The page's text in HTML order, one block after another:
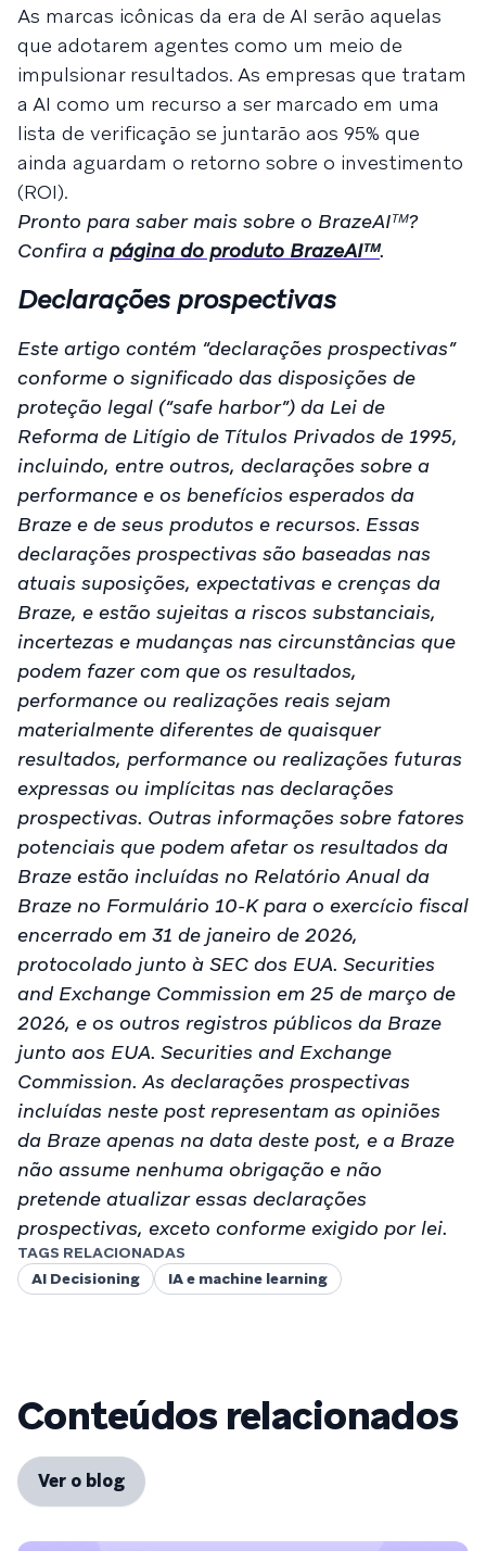
As marcas icônicas da era de AI serão aquelas
que adotarem agentes como um meio de
impulsionar resultados. As empresas que tratam
a AI como um recurso a ser marcado em uma
lista de verificação se juntarão aos 95% que
ainda aguardam o retorno sobre o investimento
(ROI).
Pronto para saber mais sobre o BrazeAIᵀᴹ?
Confira a página do produto BrazeAIᵀᴹ.
Declarações prospectivas
Este artigo contém “declarações prospectivas”
conforme o significado das disposições de
proteção legal (“safe harbor”) da Lei de
Reforma de Litígio de Títulos Privados de 1995,
incluindo, entre outros, declarações sobre a
performance e os benefícios esperados da
Braze e de seus produtos e recursos. Essas
declarações prospectivas são baseadas nas
atuais suposições, expectativas e crenças da
Braze, e estão sujeitas a riscos substanciais,
incertezas e mudanças nas circunstâncias que
podem fazer com que os resultados,
performance ou realizações reais sejam
materialmente diferentes de quaisquer
resultados, performance ou realizações futuras
expressas ou implícitas nas declarações
prospectivas. Outras informações sobre fatores
potenciais que podem afetar os resultados da
Braze estão incluídas no Relatório Anual da
Braze no Formulário 10-K para o exercício fiscal
encerrado em 31 de janeiro de 2026,
protocolado junto à SEC dos EUA. Securities
and Exchange Commission em 25 de março de
2026, e os outros registros públicos da Braze
junto aos EUA. Securities and Exchange
Commission. As declarações prospectivas
incluídas neste post representam as opiniões
da Braze apenas na data deste post, e a Braze
não assume nenhuma obrigação e não
pretende atualizar essas declarações
prospectivas, exceto conforme exigido por lei.
TAGS RELACIONADAS
AI Decisioning
IA e machine learning
Conteúdos relacionados
Ver o blog